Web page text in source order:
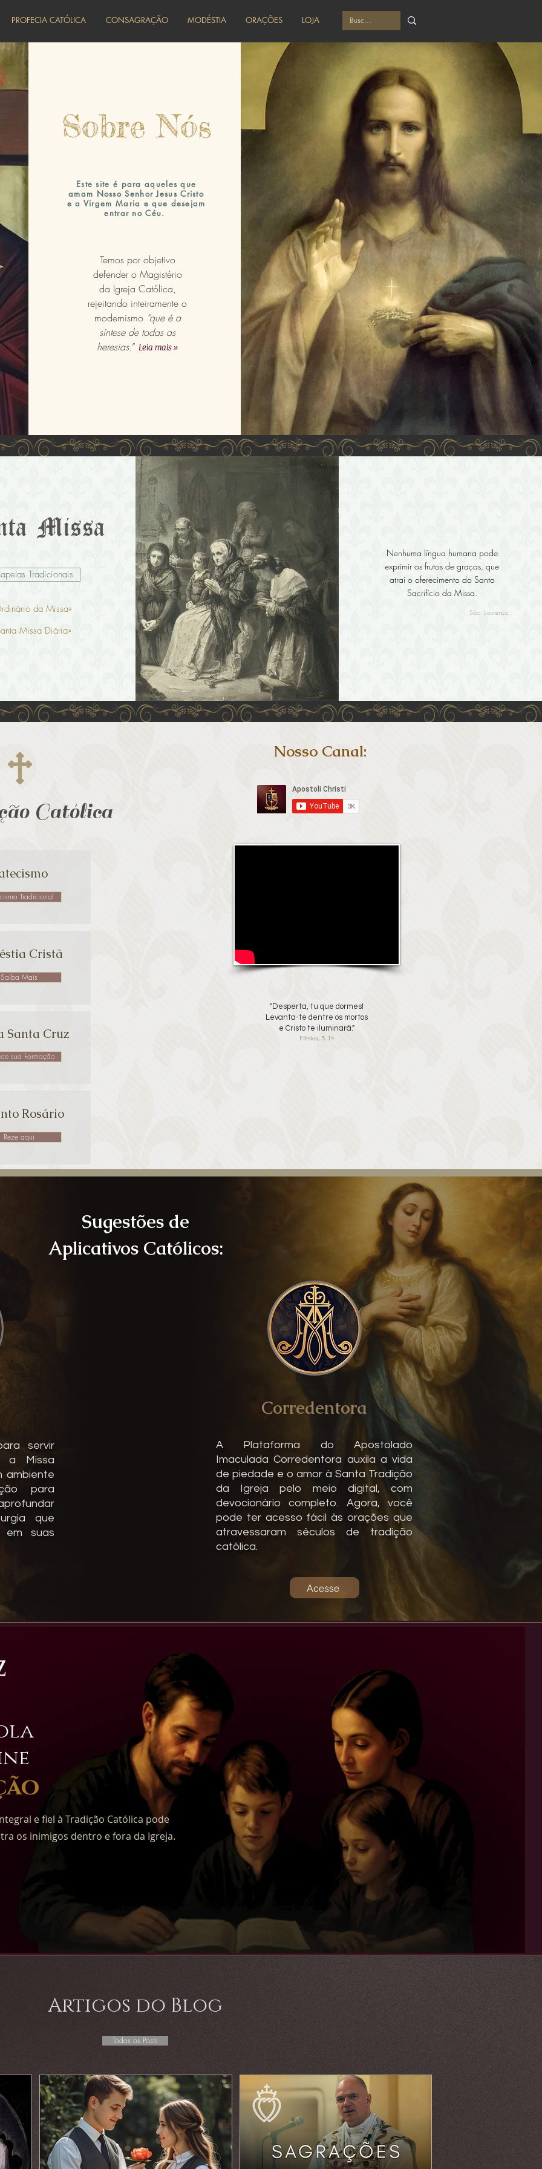
PROFECIA CATÓLICA CONSAGRAÇÃO MODÉSTIA ORAÇÕES LOJA
Sobre Nós
Este site é para aqueles que
amam Nosso Senhor Jesus Cristo
e a Virgem Maria e que desejam
entrar no Céu.
Temos por objetivo
defender o Magistério
da Igreja Católica,
rejeitando inteiramente o
modernismo “que é a
síntese de todas as
heresias.” Leia mais »
Tradicionais
da Missa»
Missa Diária»
Nenhuma língua humana pode
exprimir os frutos de graças, que
atrai o oferecimento do Santo
Sacrifício da Missa.
São Lourenço
Católica
Tradicional
Cristã
Saiba Mais
Santa Cruz
sua Formação
Rosário
Reze aqui
Nosso Canal:
"Desperta, tu que dormes!
Levanta-te dentre os mortos
e Cristo te iluminará."
Efésios, 5, 14
servir
a Missa
ambiente
para
que
em suas
Corredentora
A Plataforma do Apostolado
Imaculada Corredentora auxila a vida
de piedade e o amor à Santa Tradição
da Igreja pelo meio digital, com
devocionário completo. Agora, você
pode ter acesso fácil às orações que
atravessaram séculos de tradição
católica.
Acesse
Sugestões de
Aplicativos Católicos:
e fiel à Tradição Católica pode
os inimigos dentro e fora da Igreja.
Artigos do Blog
Todos os Posts